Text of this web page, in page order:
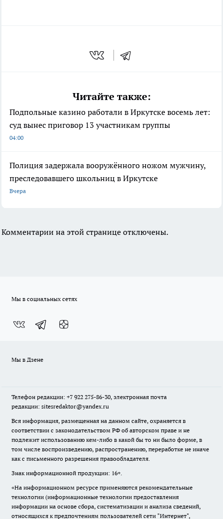
Читайте также:
Подпольные казино работали в Иркутске восемь лет:
суд вынес приговор 13 участникам группы
04:00
Полиция задержала вооружённого ножом мужчину,
преследовавшего школьниц в Иркутске
Вчера
Комментарии на этой странице отключены.
Мы в социальных сетях
Мы в Дзене
Телефон редакции: +7 922 275-86-30, электронная почта
редакции: sitesredaktor@yandex.ru
Вся информация, размещенная на данном сайте, охраняется в
соответствии с законодательством РФ об авторском праве и не
подлежит использованию кем-либо в какой бы то ни было форме, в
том числе воспроизведению, распространению, переработке не иначе
как с письменного разрешения правообладателя.
Знак информационной продукции: 16+.
«На информационном ресурсе применяются рекомендательные
технологии (информационные технологии предоставления
информации на основе сбора, систематизации и анализа сведений,
относящихся к предпочтениям пользователей сети "Интернет",